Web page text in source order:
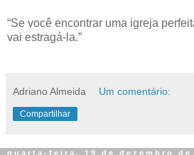
“Se você encontrar uma igreja
vai estragá-la.”
Adriano Almeida Um comentário:
Compartilhar
quarta-feira, 19 de dezembro de